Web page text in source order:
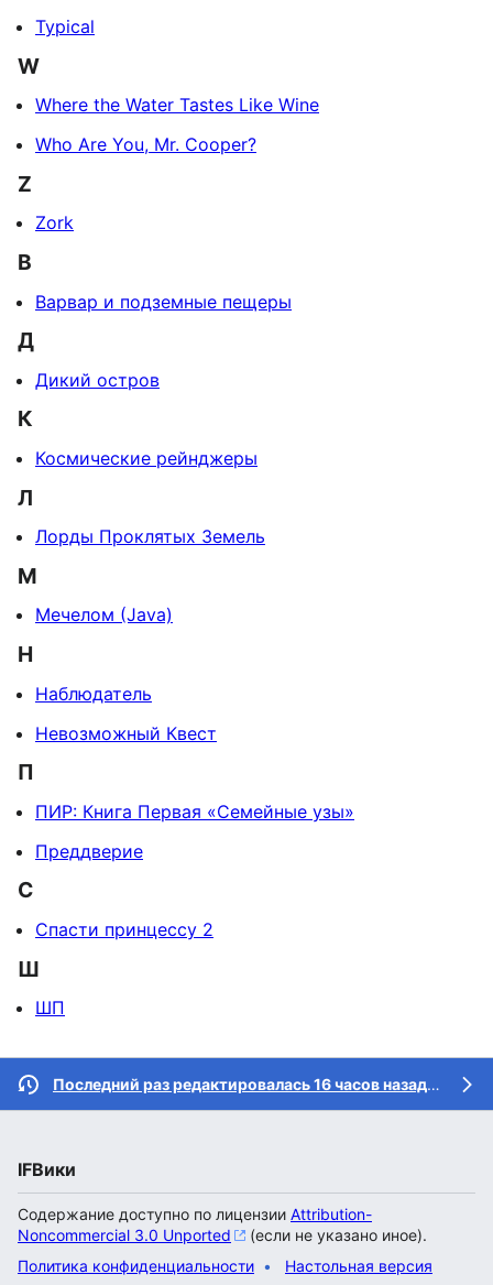
Typical
W
Where the Water Tastes Like Wine
Who Are You, Mr. Cooper?
Z
Zork
В
Варвар и подземные пещеры
Д
Дикий остров
К
Космические рейнджеры
Л
Лорды Проклятых Земель
М
Мечелом (Java)
Н
Наблюдатель
Невозможный Квест
П
ПИР: Книга Первая «Семейные узы»
Преддверие
С
Спасти принцессу 2
Ш
ШП
Последний раз редактировалась 16 часов назад
IFВики
Содержание доступно по лицензии Attribution-
Noncommercial 3.0 Unported
(если не указано иное).
Политика конфиденциальности
Настольная версия